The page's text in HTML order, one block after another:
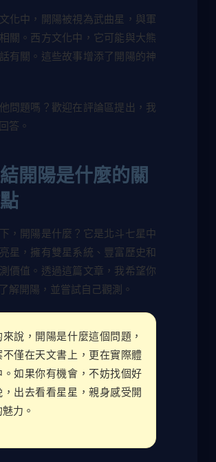
化中，開陽被視為武曲星，與軍
關。西方文化中，它可能與大熊
有關。這些故事增添了開陽的神
問題嗎？歡迎在評論區提出，我
答。
開陽是什麼的關
，開陽是什麼？它是北斗七星中
星，擁有雙星系統、豐富歷史和
價值。透過這篇文章，我希望你
解開陽，並嘗試自己觀測。
來說，開陽是什麼這個問題，
不僅在天文書上，更在實際體
。如果你有機會，不妨找個好
，出去看看星星，親身感受開
力。